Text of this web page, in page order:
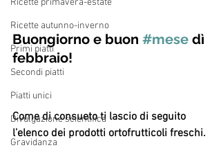
Ricette primavera-estate
Ricette autunno-inverno
Primi piatti
Secondi piatti
Piatti unici
Divulgazione scientifica
Gravidanza
Buongiorno e buon #mese dì
febbraio!
Come di consueto ti lascio di seguito
l’elenco dei prodotti ortofrutticoli freschi.